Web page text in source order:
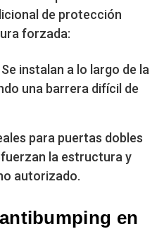
de protección
forzada:
instalan a lo largo de la
una barrera difícil de
para puertas dobles
la estructura y
autorizado.
en